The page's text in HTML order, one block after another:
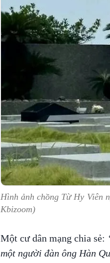
Hình ảnh chồng Từ Hy Viên
Kbizoom)
Một cư dân mạng chia sẻ:
một người đàn ông Hàn